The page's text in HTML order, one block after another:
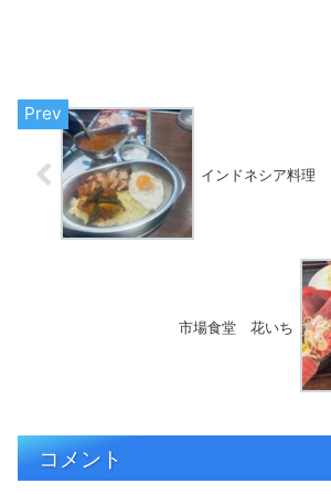
インドネシア料理
市場食堂 花いち
コメント